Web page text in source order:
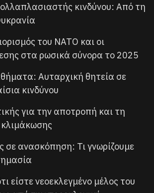
κινδύνου: Από τη
του ΝΑΤΟ και οι
στα ρωσικά σύνορα το 2025
Αυταρχική θητεία σε
κινδύνου
για την αποτροπή και τη
κλιμάκωσης
σε ανασκόπηση: Τι γνωρίζουμε
είστε νεοεκλεγμένο μέλος του